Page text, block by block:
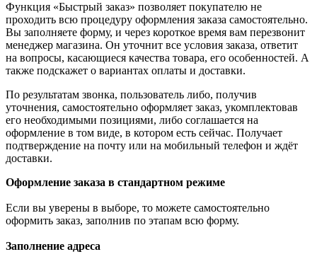
Функция «Быстрый заказ» позволяет покупателю не
проходить всю процедуру оформления заказа самостоятельно.
Вы заполняете форму, и через короткое время вам перезвонит
менеджер магазина. Он уточнит все условия заказа, ответит
на вопросы, касающиеся качества товара, его особенностей. А
также подскажет о вариантах оплаты и доставки.
По результатам звонка, пользователь либо, получив
уточнения, самостоятельно оформляет заказ, укомплектовав
его необходимыми позициями, либо соглашается на
оформление в том виде, в котором есть сейчас. Получает
подтверждение на почту или на мобильный телефон и ждёт
доставки.
Оформление заказа в стандартном режиме
Если вы уверены в выборе, то можете самостоятельно
оформить заказ, заполнив по этапам всю форму.
Заполнение адреса